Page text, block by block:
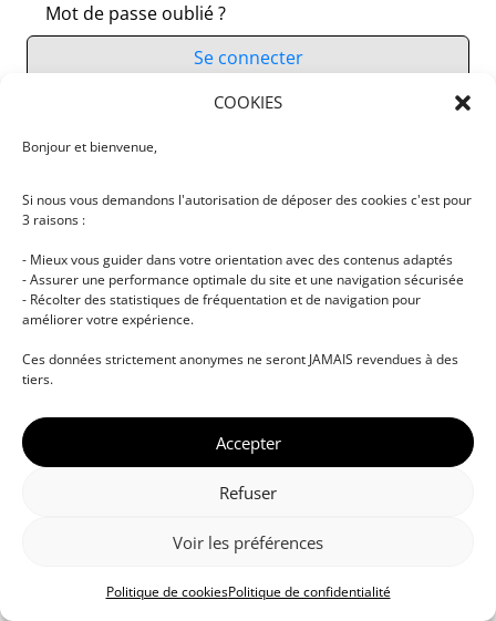
COOKIES
Bonjour et bienvenue,
Si nous vous demandons l'autorisation de déposer des cookies c'est pour
3 raisons :
- Mieux vous guider dans votre orientation avec des contenus adaptés
- Assurer une performance optimale du site et une navigation sécurisée
- Récolter des statistiques de fréquentation et de navigation pour
améliorer votre expérience.
Ces données strictement anonymes ne seront JAMAIS revendues à des
tiers.
Accepter
Refuser
Voir les préférences
Politique de cookiesPolitique de confidentialité
Mot de passe oublié ?
Se connecter
Vous n’avez pas de compte ?
musicale • Certifications professionnelles • Paris •